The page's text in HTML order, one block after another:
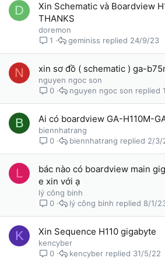
D
Xin Schematic và Boardview
THANKS
doremon
1
24/9/23
geminiss
N xin sơ đồ ( schematic ) ga-
nguyen ngoc son
0
nguyen ngoc son
B Ai có boardview GA-H110M-
biennhatrang
0
2/3/
biennhatrang
L
bác nào có boardview main
e xin với ạ
lý công binh
0
8/1/
lý công binh
K Xin Sequence H110 gigabyte
kencyber
0
31/5/22
kencyber